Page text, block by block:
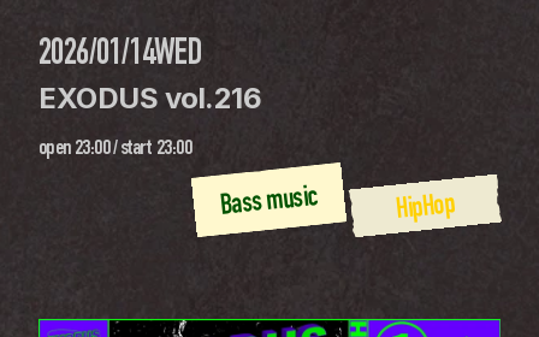
2026/01/14WED
EXODUS vol.216
open 23:00 / start 23:00
HipHop
Bass music